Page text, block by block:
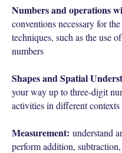
Numbers and operations
conventions necessary for
techniques, such as the use
numbers
Shapes and Spatial
your way up to three-digit
activities in different contexts
Measurement: understand
perform addition,